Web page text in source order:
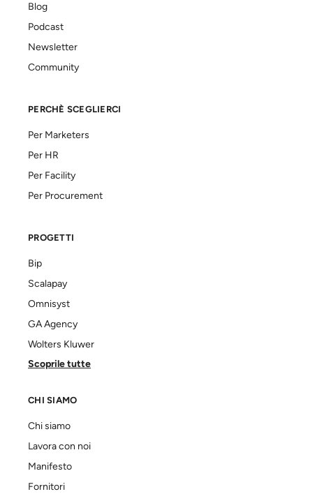
Blog
Podcast
Newsletter
Community
PERCHÈ SCEGLIERCI
Per Marketers
Per HR
Per Facility
Per Procurement
PROGETTI
Bip
Scalapay
Omnisyst
GA Agency
Wolters Kluwer
Scoprile tutte
CHI SIAMO
Chi siamo
Lavora con noi
Manifesto
Fornitori